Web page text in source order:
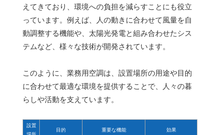
えてきており、環境への負担を減らすことにも役立
っています。例えば、人の動きに合わせて風量を自
動調整する機能や、太陽光発電と組み合わせたシス
テムなど、様々な技術が開発されています。
このように、業務用空調は、設置場所の用途や目的
に合わせて最適な環境を提供することで、人々の暮
らしや活動を支えています。
設置
目的 重要な機能 効果